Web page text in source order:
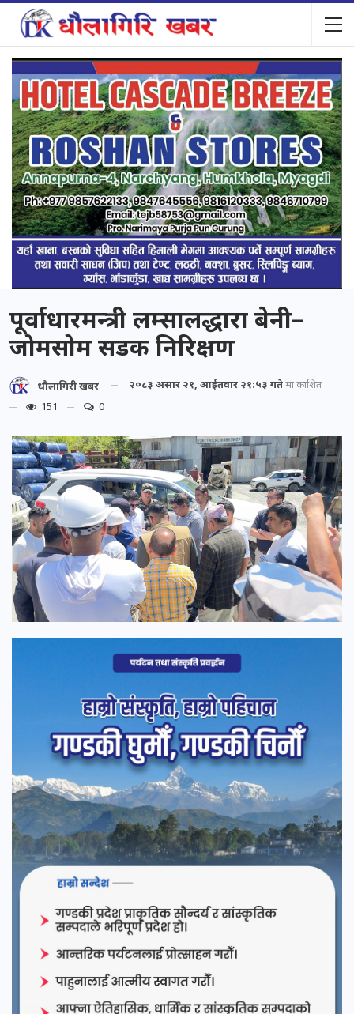
पूर्वाधारमन्त्री लम्सालद्धारा बेनी–
जोमसोम सडक निरिक्षण
धौलागिरी खबर २०८३ असार २१, आईतवार २१:५३ गतेमा प्रकाशित
151
0